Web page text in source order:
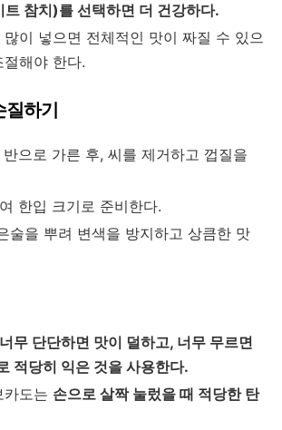
트 참치)를 선택하면 더 건강하다.
많이 넣으면 전체적인 맛이 짜질 수 있으
해야 한다.
질하기
으로 가른 후, 씨를 제거하고 껍질을
한입 크기로 준비한다.
술을 뿌려 변색을 방지하고 상큼한 맛
무 단단하면 맛이 덜하고, 너무 무르면
적당히 익은 것을 사용한다.
카도는 손으로 살짝 눌렀을 때 적당한 탄